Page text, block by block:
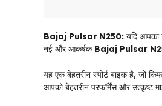
Bajaj Pulsar N250: यदि आपका
नई और आकर्षक Bajaj Pulsar
यह एक बेहतरीन स्पोर्ट बाइक है, जो
आपको बेहतरीन परफॉर्मेंस और उत्कृष्ट